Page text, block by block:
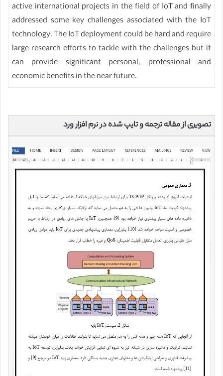
active international projects in the field of IoT and finally
addressed some key challenges associated with the IoT
technology. The IoT deployment could be hard and require
large research efforts to tackle with the challenges but it
can provide significant personal, professional and
economic benefits in the near future.
تصویری از مقاله ترجمه و تایپ شده در نرم افزار ورد